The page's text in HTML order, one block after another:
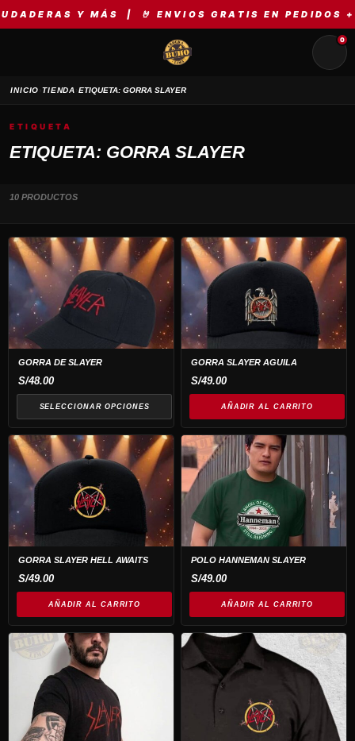
Y MÁS | 🤘 ENVIOS GRATIS EN PEDIDOS
0
INICIO›TIENDA›ETIQUETA: GORRA SLAYER
ETIQUETA
ETIQUETA: GORRA SLAYER
10 PRODUCTOS
GORRA DE SLAYER
S/48.00
SELECCIONAR OPCIONES
Este
producto
tiene
múltiples
variantes.
Las
opciones
se
pueden
elegir
en
la
página
producto
GORRA SLAYER AGUILA
S/49.00
AÑADIR AL CARRITO
GORRA SLAYER HELL AWAITS
S/49.00
AÑADIR AL CARRITO
POLO HANNEMAN SLAYER
S/49.00
AÑADIR AL CARRITO